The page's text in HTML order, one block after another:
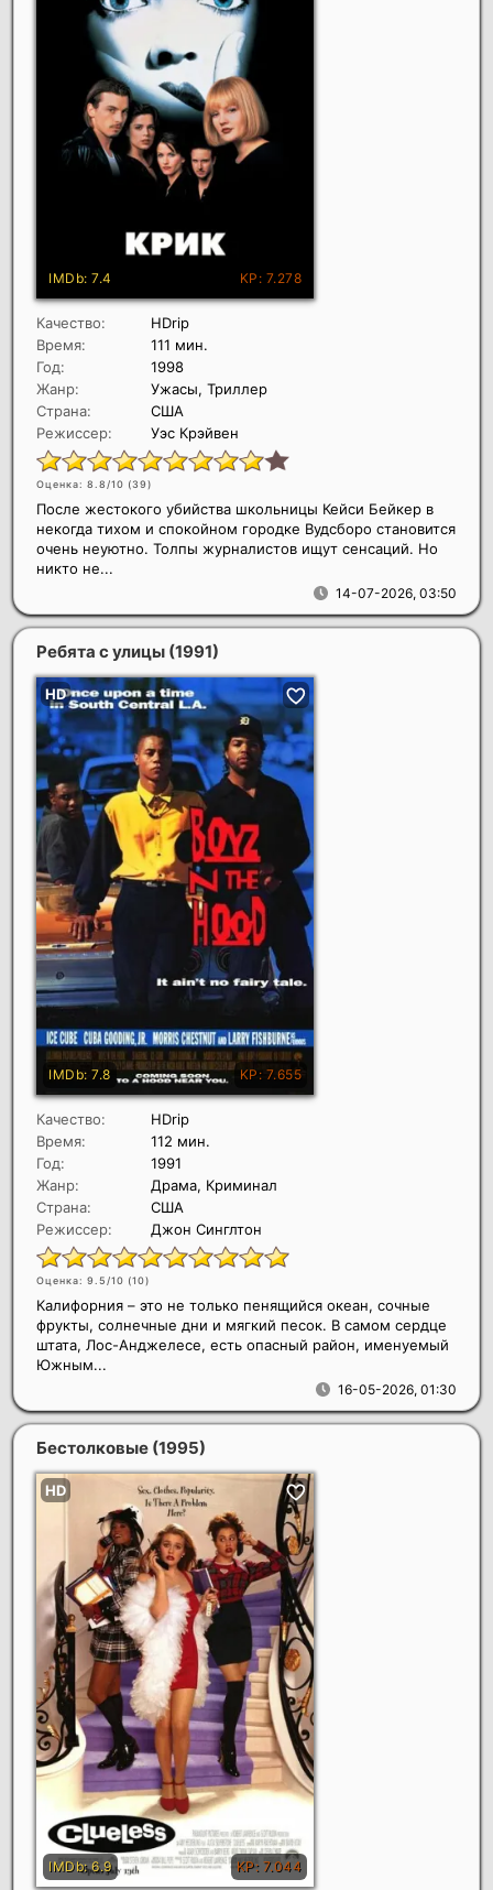
Качество:
HDrip
Время:
111 мин.
Год:
1998
Жанр:
Ужасы, Триллер
Страна:
США
Режиссер:
Уэс Крэйвен
Оценка: 8.8/10 (39)
14-07-2026, 03:50
После жестокого убийства школьницы Кейси Бейкер в
некогда тихом и спокойном городке Вудсборо становится
очень неуютно. Толпы журналистов ищут сенсаций. Но
никто не...
Ребята с улицы (1991)
Качество:
HDrip
Время:
112 мин.
Год:
1991
Жанр:
Драма, Криминал
Страна:
США
Режиссер:
Джон Синглтон
Оценка: 9.5/10 (10)
16-05-2026, 01:30
Калифорния – это не только пенящийся океан, сочные
фрукты, солнечные дни и мягкий песок. В самом сердце
штата, Лос-Анджелесе, есть опасный район, именуемый
Южным...
Бестолковые (1995)